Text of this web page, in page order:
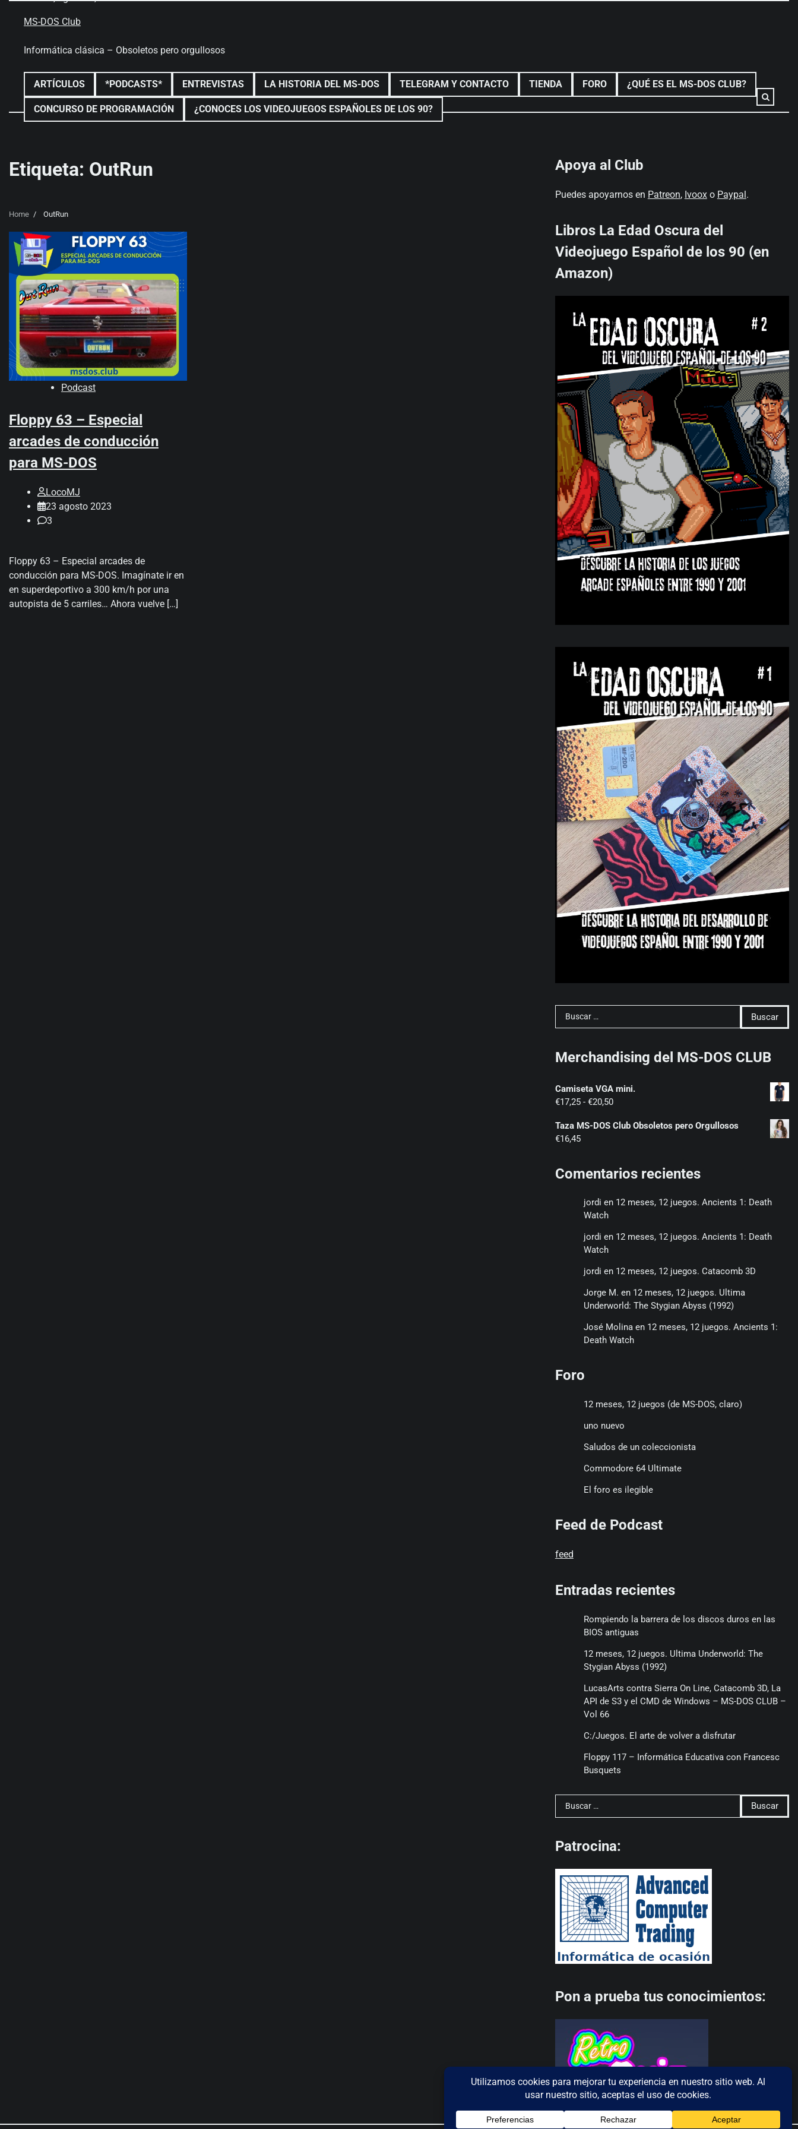
MS-DOS Club
Informática clásica – Obsoletos pero orgullosos
ARTÍCULOS *PODCASTS* ENTREVISTAS LA HISTORIA DEL MS-DOS TELEGRAM Y CONTACTO TIENDA FORO ¿QUÉ ES EL MS-DOS CLUB?
CONCURSO DE PROGRAMACIÓN ¿CONOCES LOS VIDEOJUEGOS ESPAÑOLES DE LOS 90?
Etiqueta: OutRun
Home OutRun
Podcast
Floppy 63 – Especial
arcades de conducción
para MS-DOS
LocoMJ
23 agosto 2023
3
Floppy 63 – Especial arcades de
conducción para MS-DOS. Imagínate ir en
en superdeportivo a 300 km/h por una
autopista de 5 carriles… Ahora vuelve […]
Apoya al Club
Puedes apoyarnos en Patreon, Ivooxo Paypal.
Libros La Edad Oscura del
Videojuego Español de los 90 (en
Amazon)
Buscar:
Merchandising del MS-DOS CLUB
Camiseta VGA mini.
€17,25 - €20,50Rango
precios:
hasta
€20,50
Taza MS-DOS Club Obsoletos pero Orgullosos
€16,45
Comentarios recientes
jordi en 12 meses, 12 juegos. Ancients 1: Death
Watch
jordi en 12 meses, 12 juegos. Ancients 1: Death
Watch
jordi en 12 meses, 12 juegos. Catacomb 3D
Jorge M. en 12 meses, 12 juegos. Ultima
Underworld: The Stygian Abyss (1992)
José Molinaen 12 meses, 12 juegos. Ancients 1:
Death Watch
Foro
12 meses, 12 juegos (de MS-DOS, claro)
uno nuevo
Saludos de un coleccionista
Commodore 64 Ultimate
El foro es ilegible
Feed de Podcast
feed
Entradas recientes
Rompiendo la barrera de los discos duros en las
BIOS antiguas
12 meses, 12 juegos. Ultima Underworld: The
Stygian Abyss (1992)
LucasArts contra Sierra On Line, Catacomb 3D, La
API de S3 y el CMD de Windows – MS-DOS CLUB –
Vol 66
C:/Juegos. El arte de volver a disfrutar
Floppy 117 – Informática Educativa con Francesc
Busquets
Buscar:
Patrocina:
Pon a prueba tus conocimientos: